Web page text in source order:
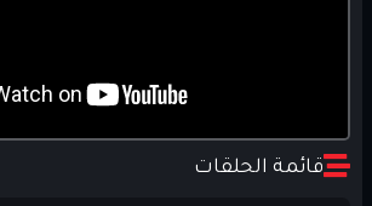
قائمة الحلقات